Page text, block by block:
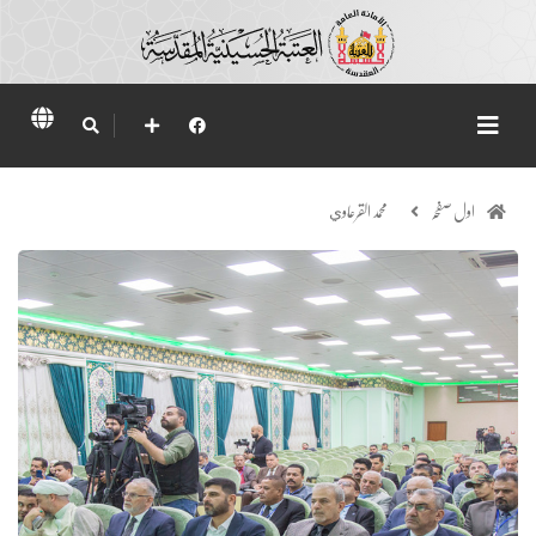
اول صفحہ محمد القرعاوي